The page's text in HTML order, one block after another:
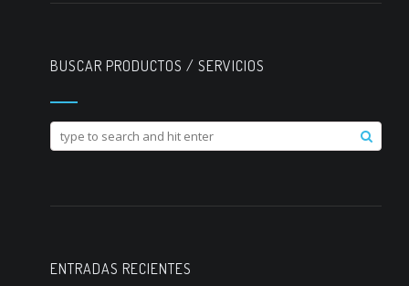
BUSCAR PRODUCTOS / SERVICIOS
ENTRADAS RECIENTES